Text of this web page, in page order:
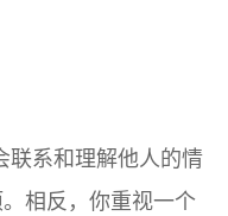
联系和理解他人的情
相反，你重视一个